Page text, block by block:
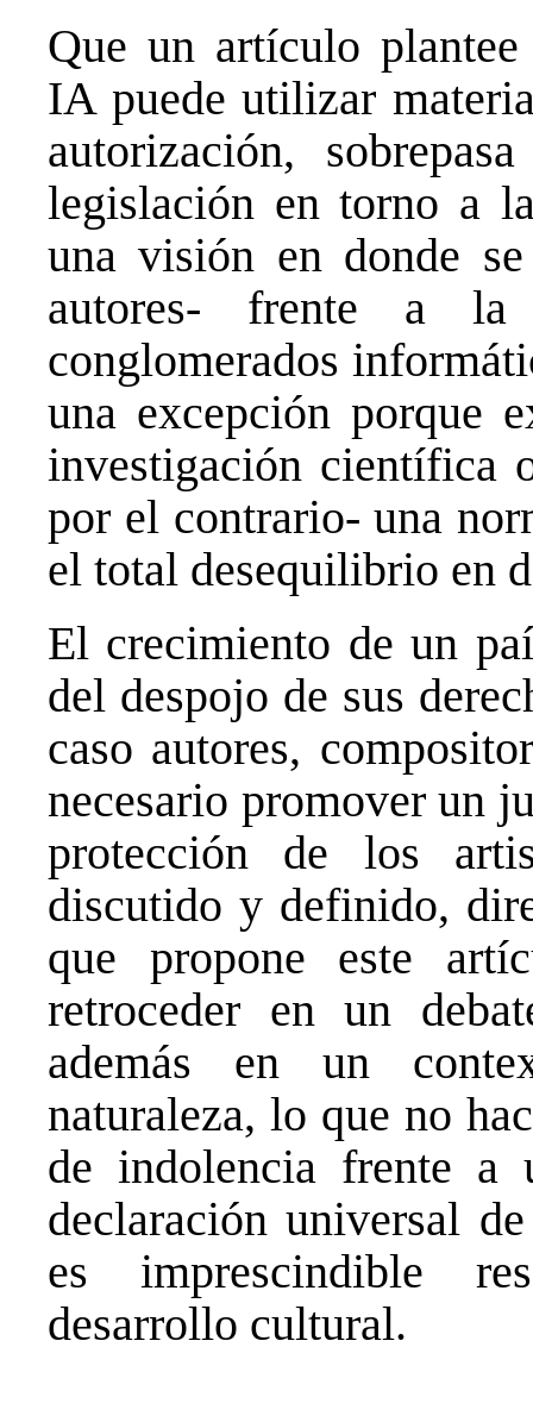
Que un artículo
IA puede utilizar
autorización,
legislación en torno a
una visión en donde
autores- frente a la
conglomerados
una excepción porque
investigación científica
por el contrario- una
el total desequilibrio en
El crecimiento de un
del despojo de sus
caso autores,
necesario promover un
protección de los
discutido y definido,
que propone este
retroceder en un
además en un
naturaleza, lo que no
de indolencia frente a
declaración universal
es imprescindible
desarrollo cultural.